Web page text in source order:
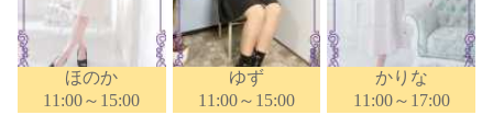
ほのか
11:00～15:00
ゆず
11:00～15:00
かりな
11:00～17:00